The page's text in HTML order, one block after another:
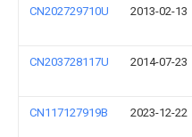
CN202729710U 2013-02-13
CN203728117U 2014-07-23
CN117127919B 2023-12-22